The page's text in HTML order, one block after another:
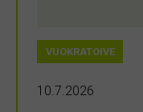
VUOKRATOIVE
10.7.2026